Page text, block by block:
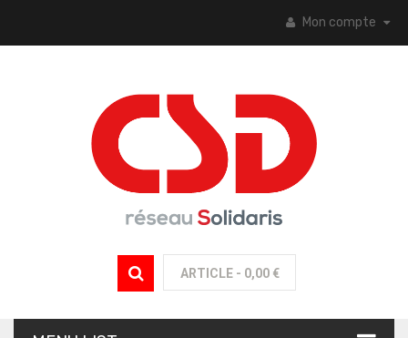
Mon compte
ARTICLE - 0,00 €